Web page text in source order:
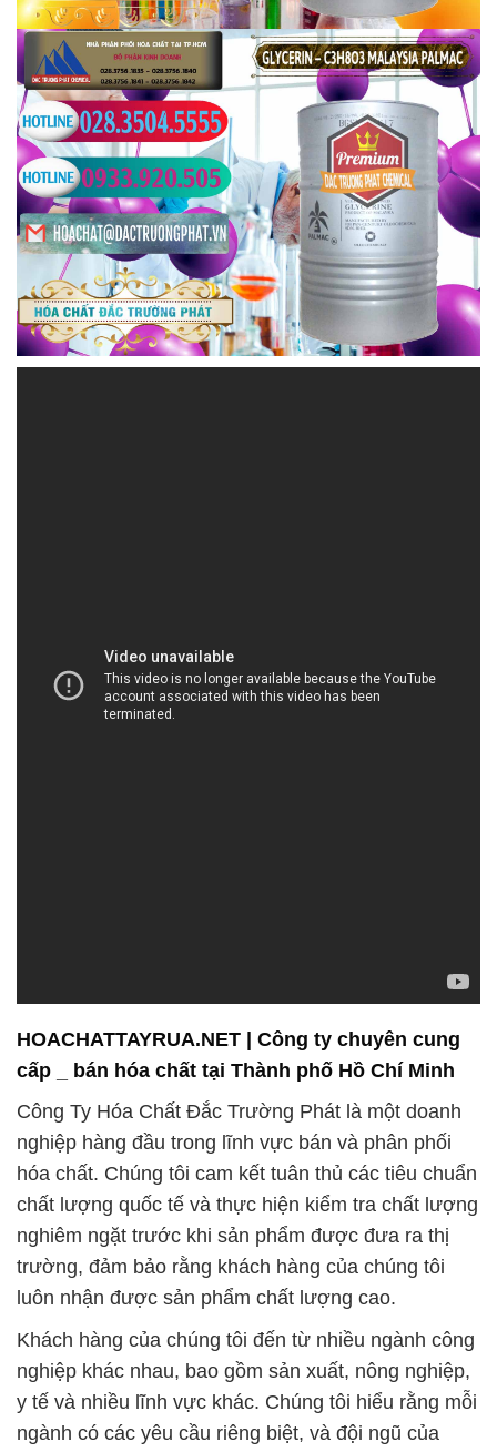
HOACHATTAYRUA.NET | Công ty chuyên cung
cấp _ bán hóa chất tại Thành phố Hồ Chí Minh
Công Ty Hóa Chất Đắc Trường Phát là một doanh
nghiệp hàng đầu trong lĩnh vực bán và phân phối
hóa chất. Chúng tôi cam kết tuân thủ các tiêu chuẩn
chất lượng quốc tế và thực hiện kiểm tra chất lượng
nghiêm ngặt trước khi sản phẩm được đưa ra thị
trường, đảm bảo rằng khách hàng của chúng tôi
luôn nhận được sản phẩm chất lượng cao.
Khách hàng của chúng tôi đến từ nhiều ngành công
nghiệp khác nhau, bao gồm sản xuất, nông nghiệp,
y tế và nhiều lĩnh vực khác. Chúng tôi hiểu rằng mỗi
ngành có các yêu cầu riêng biệt, và đội ngũ của